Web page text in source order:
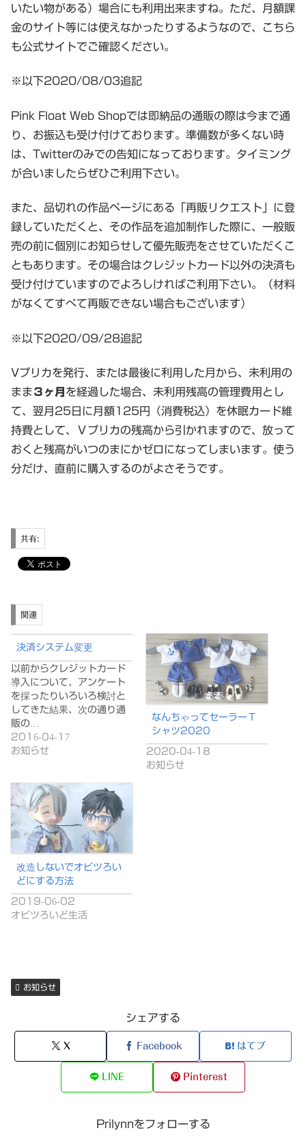
いたい物がある）場合にも利用出来ますね。ただ、月額課
金のサイト等には使えなかったりするようなので、こちら
も公式サイトでご確認ください。
※以下2020/08/03追記
Pink Float Web Shopでは即納品の通販の際は今まで通
り、お振込も受け付けております。準備数が多くない時
は、Twitterのみでの告知になっております。タイミング
が合いましたらぜひご利用下さい。
また、品切れの作品ページにある「再販リクエスト」に登
録していただくと、その作品を追加制作した際に、一般販
売の前に個別にお知らせして優先販売をさせていただくこ
ともあります。その場合はクレジットカード以外の決済も
受け付けていますのでよろしければご利用下さい。（材料
がなくてすべて再販できない場合もございます）
※以下2020/09/28追記
Vプリカを発行、または最後に利用した月から、未利用の
まま３ヶ月 を経過した場合、未利用残高の管理費用とし
て、翌月25日に月額125円（消費税込）を休眠カード維
持費として、Ｖプリカの残高から引かれますので、放って
おくと残高がいつのまにかゼロになってしまいます。使う
分だけ、直前に購入するのがよさそうです。
共有:
関連
決済システム変更
以前からクレジットカード
導入について、アンケート
を採ったりいろいろ検討と
してきた結果、次の通り通
販の…
2016-04-17
お知らせ
なんちゃってセーラーＴ
シャツ2020
2020-04-18
お知らせ
改造しないでオビツろい
どにする方法
2019-06-02
オビツろいど生活
お知らせ
シェアする
X Facebook はてブ
LINE Pinterest
Prilynnをフォローする